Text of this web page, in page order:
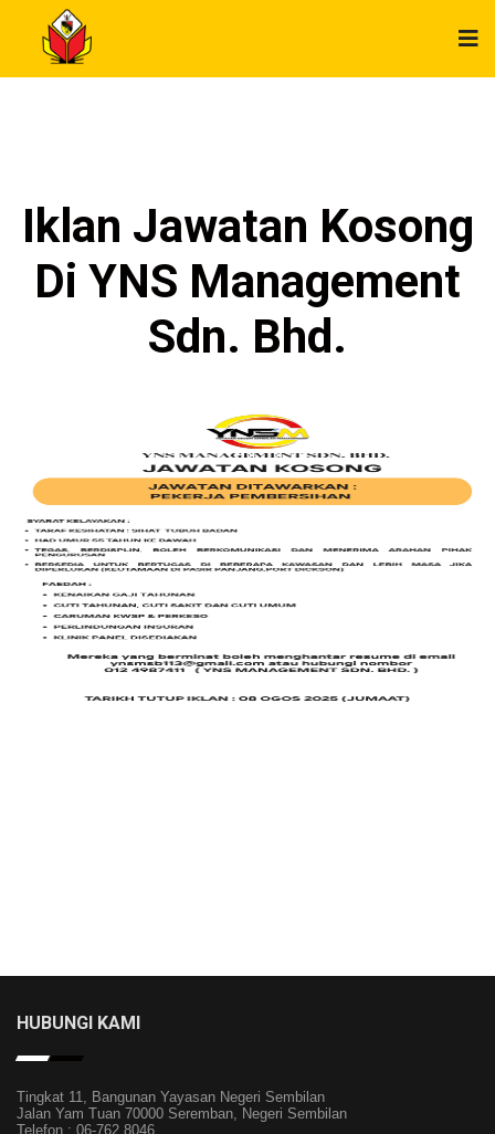
Iklan Jawatan Kosong
Di YNS Management
Sdn. Bhd.
HUBUNGI KAMI
Tingkat 11, Bangunan Yayasan Negeri Sembilan
Jalan Yam Tuan 70000 Seremban, Negeri Sembilan
Telefon : 06-762 8046